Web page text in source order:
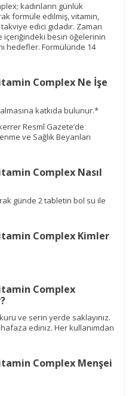
kadınların günlük
formüle edilmiş, vitamin,
edici gıdadır. Zaman
içeriğindeki besin öğelerinin
hedefler. Formülünde 14
Complex Ne İşe
katkıda bulunur.*
Resmî Gazete’de
ve Sağlık Beyanları
Complex Nasıl
günde 2 tabletin bol su ile
Complex Kimler
Complex
kuru ve serin yerde saklayınız.
ediniz. Her kullanımdan
Complex Menşei